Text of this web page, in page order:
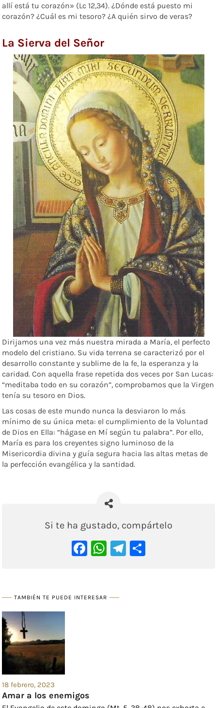
allí está tu corazón» (Lc 12,34). ¿Dónde está puesto mi
corazón? ¿Cuál es mi tesoro? ¿A quién sirvo de veras?
La Sierva del Señor
Dirijamos una vez más nuestra mirada a María, el perfecto
modelo del cristiano. Su vida terrena se caracterizó por el
desarrollo constante y sublime de la fe, la esperanza y la
caridad. Con aquella frase repetida dos veces por San Lucas:
“meditaba todo en su corazón”, comprobamos que la Virgen
tenía su tesoro en Dios.
Las cosas de este mundo nunca la desviaron lo más
mínimo de su única meta: el cumplimiento de la Voluntad
de Dios en Ella: “hágase en Mí según tu palabra”. Por ello,
María es para los creyentes signo luminoso de la
Misericordia divina y guía segura hacia las altas metas de
la perfección evangélica y la santidad.
Si te ha gustado, compártelo
Facebook
WhatsApp
Telegram
TAMBIÉN TE PUEDE INTERESAR
18 febrero, 2023
Amar a los enemigos